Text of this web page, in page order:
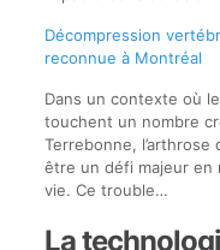
Décompression
reconnue à Montréal
Dans un contexte où
touchent un nombre
Terrebonne,
être un défi majeur en
vie. Ce trouble…
La